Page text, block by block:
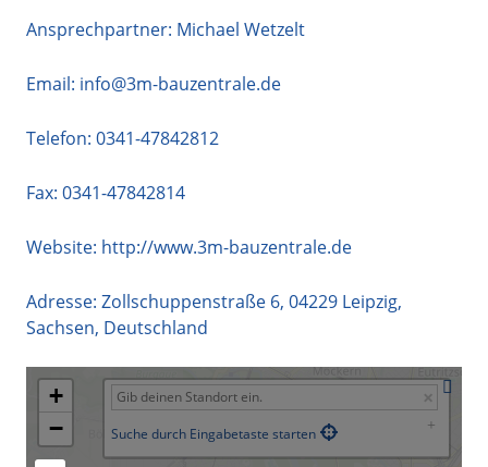
Ansprechpartner: Michael Wetzelt
Email: info@3m-bauzentrale.de
Telefon: 0341-47842812
Fax: 0341-47842814
Website: http://www.3m-bauzentrale.de
Adresse: Zollschuppenstraße 6, 04229 Leipzig,
Sachsen, Deutschland
+
−
Suche durch Eingabetaste starten